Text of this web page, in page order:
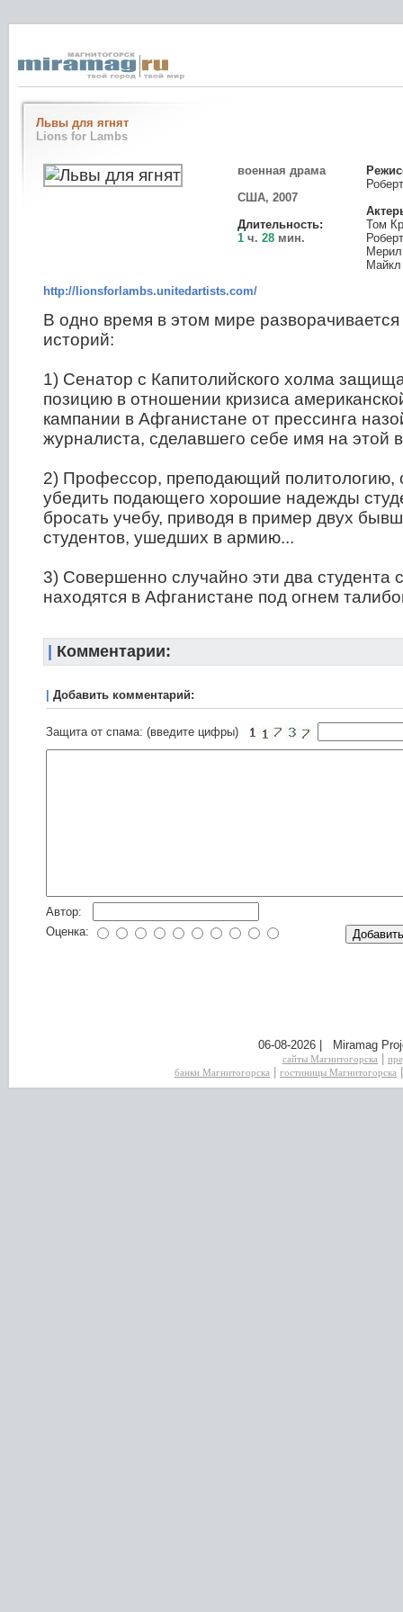
Львы для ягнят
Lions for Lambs
военная драма
США, 2007
Длительность:
1 ч. 28 мин.
Том
http://lionsforlambs.unitedartists.com/
В одно время в этом мире разворачивается
историй:
1) Сенатор с Капитолийского холма
позицию в отношении кризиса
кампании в Афганистане от прессинга
журналиста, сделавшего себе имя на этой
2) Профессор, преподающий политологию,
убедить подающего хорошие надежды
бросать учебу, приводя в пример двух
студентов, ушедших в армию...
3) Совершенно случайно эти два студента
находятся в Афганистане под огнем
Комментарии:
Добавить комментарий:
Защита от спама: (введите цифры)
Автор:
Оценка:
06-08-2026 | Miramag
сайты Магнитогорска
банки Магнитогорска
гостиницы Магнитогорска